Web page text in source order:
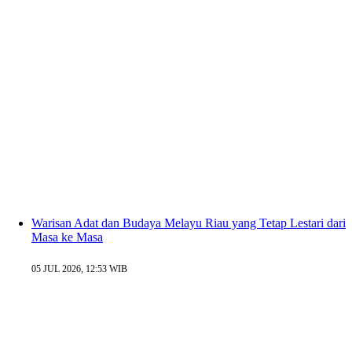
Warisan Adat dan Budaya Melayu Riau yang Tetap Lestari dari
Masa ke Masa
05 JUL 2026, 12:53 WIB